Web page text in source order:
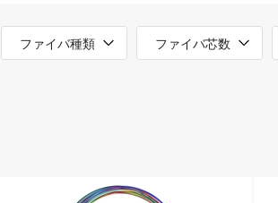
ファイバ種類 ファイバ芯数